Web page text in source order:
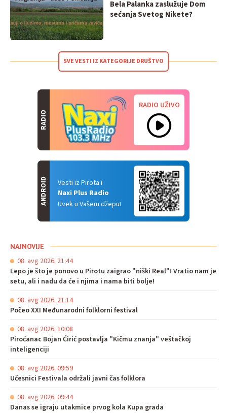
Bela Palanka zaslužuje Dom
sećanja Svetog Nikete?
SVE VESTI IZ KATEGORIJE DRUŠTVO
RADIO
RADIO UŽIVO
Vesti iz Pirota i
Naxi Plus Radio
Uvek u Vašem džepu!
ANDROID
NAJNOVIJE
08. avg 2026. 21:44
Lepo je što je ponovo u Pirotu zaigrao "niški Real"! Vratio nam je
setu, ali i nadu da će i njima i nama biti bolje!
08. avg 2026. 21:14
Počeo XXI Međunarodni folklorni festival
08. avg 2026. 10:08
Piroćanac Bojan Ćirić postavlja "Kičmu znanja" veštačkoj
inteligenciji
08. avg 2026. 09:59
Učesnici Festivala održali javni čas folklora
08. avg 2026. 09:44
Danas se igraju utakmice prvog kola Kupa grada